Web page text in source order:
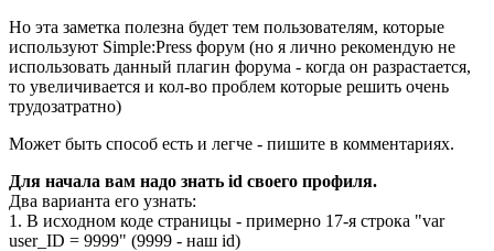
Но эта заметка полезна будет тем пользователям, которые
используют Simple:Press форум (но я лично рекомендую не
использовать данный плагин форума - когда он разрастается,
то увеличивается и кол-во проблем которые решить очень
трудозатратно)
Может быть способ есть и легче - пишите в комментариях.
Для начала вам надо знать id своего профиля.
Два варианта его узнать:
1. В исходном коде страницы - примерно 17-я строка "var
user_ID = 9999" (9999 - наш id)